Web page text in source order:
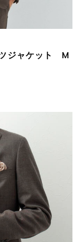
ジャケット M